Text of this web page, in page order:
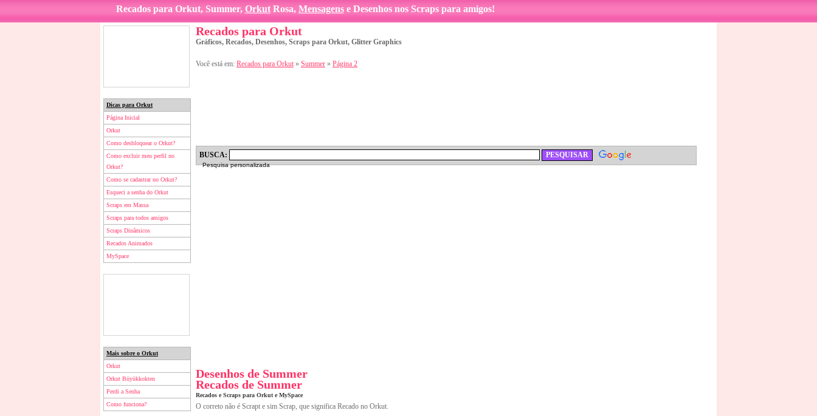
Recados para Orkut, Summer, OrkutRosa, Mensagense Desenhos nos Scraps para amigos!
Dicas para Orkut
Página Inicial
Orkut
Como desbloquear o Orkut?
Como excluir meu perfil no
Orkut?
Como se cadastrar no Orkut?
Esqueci a senha do Orkut
Scraps em Massa
Scraps para todos amigos
Scraps Dinâmicos
Recados Animados
MySpace
Mais sobre o Orkut
Orkut
Orkut Büyükkokten
Perdi a Senha
Como funciona?
Recados para Orkut
Gráficos, Recados, Desenhos, Scraps para Orkut, Glitter Graphics
Você está em: Recados para Orkut » Summer » Página 2
BUSCA:
Pesquisa personalizada
Desenhos de Summer
Recados de Summer
Recados e Scraps para Orkut e MySpace
O correto não é Scrapt e sim Scrap, que significa Recado no Orkut.